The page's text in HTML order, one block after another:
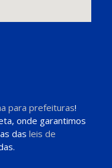
para prefeituras!
onde garantimos
das leis de